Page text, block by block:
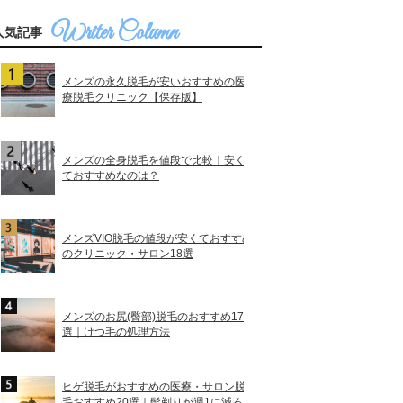
気記事
メンズの永久脱毛が安いおすすめの医
療脱毛クリニック【保存版】
メンズの全身脱毛を値段で比較｜安く
ておすすめなのは？
メンズVIO脱毛の値段が安くておすすめ
のクリニック・サロン18選
メンズのお尻(臀部)脱毛のおすすめ17
選｜けつ毛の処理方法
ヒゲ脱毛がおすすめの医療・サロン脱